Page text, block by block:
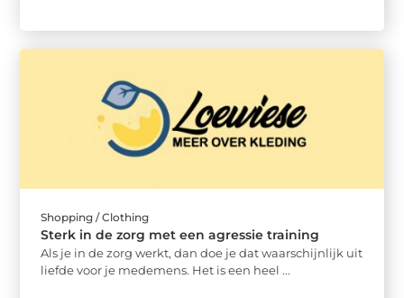
Shopping / Clothing
Sterk in de zorg met een agressie training
Als je in de zorg werkt, dan doe je dat waarschijnlijk uit
liefde voor je medemens. Het is een heel ...